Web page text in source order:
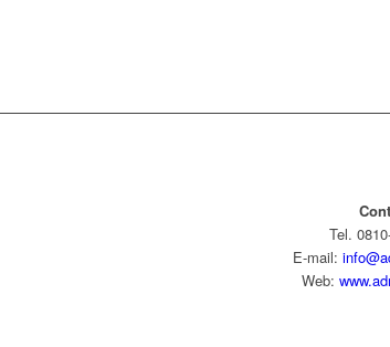
Tel.
E-mail:
Web: